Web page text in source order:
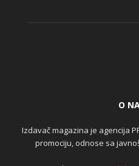
O
Izdavač magazina je agencija
promociju, odnose sa